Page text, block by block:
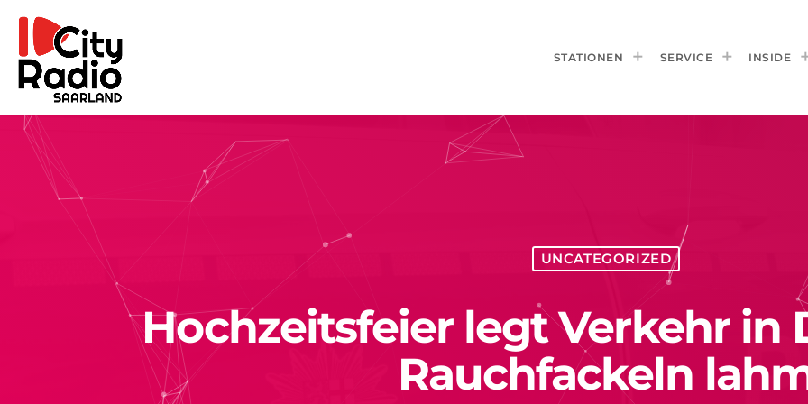
STATIONEN SERVICE INSIDE
UNCATEGORIZED
Hochzeitsfeier legt Verkehr in
Rauchfackeln